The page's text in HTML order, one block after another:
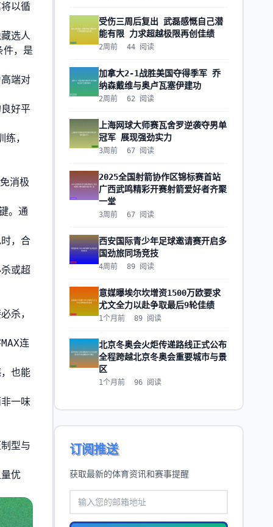
以循
选人
件，是
端对
好平
，
消极
。通
，合
或超
杀，
连
也能
一味
型与
优
受伤三周后复出 武磊感慨自己潜
能有限 力求超越极限再创佳绩
2周前 44 阅读
加拿大2-1战胜美国夺得季军 乔
纳森戴维与奥卢瓦塞伊建功
2周前 62 阅读
上海网球大师赛瓦舍罗逆袭夺男单
冠军 展现强劲实力
3周前 67 阅读
2025全国射箭协作区锦标赛首站
广西武鸣精彩开赛射箭爱好者齐聚
一堂
3周前 67 阅读
西安国际青少年足球邀请赛开启多
国劲旅同场竞技
4周前 89 阅读
意媒曝埃尔坎增资1500万欧要求
尤文全力以赴争取最后9轮佳绩
1个月前 89 阅读
北京冬奥会火炬传递路线正式公布
全程跨越北京冬奥会重要城市与景
区
1个月前 96 阅读
订阅推送
获取最新的体育资讯和赛事提醒